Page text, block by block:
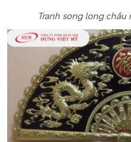
Tranh song long